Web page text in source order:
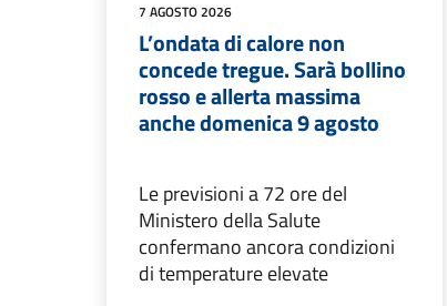
7 AGOSTO 2026
L’ondata di calore non
concede tregue. Sarà bollino
rosso e allerta massima
anche domenica 9 agosto
Le previsioni a 72 ore del
Ministero della Salute
confermano ancora condizioni
di temperature elevate